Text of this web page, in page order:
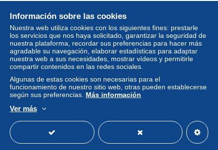
Información sobre las cookies
Nuestra web utiliza cookies con los siguientes fines: prestarle
los servicios que nos haya solicitado, garantizar la seguridad de
nuestra plataforma, recordar sus preferencias para hacer más
agradable su navegación, elaborar estadísticas para adaptar
nuestra web a sus necesidades, mostrar vídeos y permitirle
compartir contenidos en las redes sociales.
Algunas de estas cookies son necesarias para el
funcionamiento de nuestro sitio web, otras pueden establecerse
según sus preferencias. Más información
Ver más
Comprar en Delcampe
Vender en Delcampe
Una página securizada